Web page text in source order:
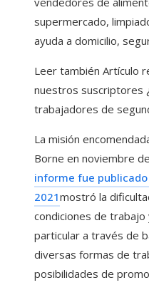
supermercado,
ayuda a domicilio,
Leer también Artículo
nuestros suscriptores
trabajadores de
La misión
Borne en noviembre
informe fue
2021mostró la
condiciones de trabajo
particular a través de
diversas formas de
posibilidades de